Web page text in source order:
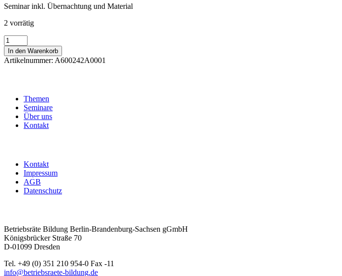
Seminar inkl. Übernachtung und Material
2 vorrätig
TESTSEMINAR
Die
digitale
Seite
In den Warenkorb
Artikelnummer: A600242A0001
Themen
Seminare
Über uns
Kontakt
Kontakt
Impressum
AGB
Datenschutz
Betriebsräte Bildung Berlin-Brandenburg-Sachsen gGmbH
Königsbrücker Straße 70
D-01099 Dresden
Tel. +49 (0) 351 210 954-0 Fax -11
info@betriebsraete-bildung.de